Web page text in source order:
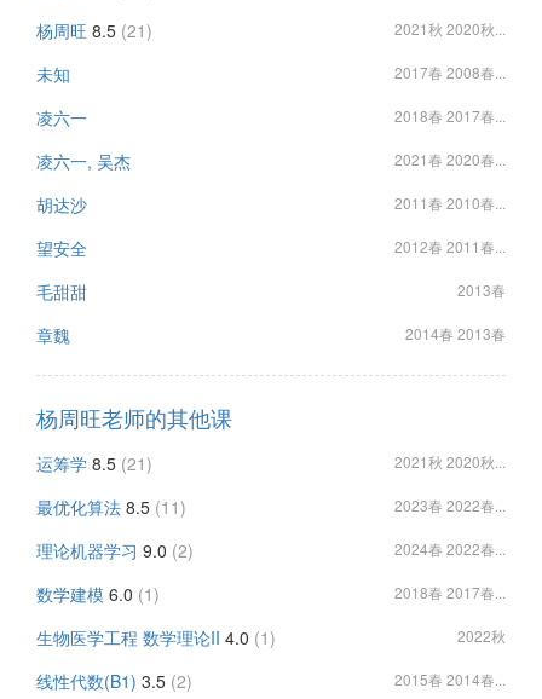
杨周旺 8.5 (21) 2021秋 2020秋...
未知 2017春 2008春...
凌六一 2018春 2017春...
凌六一, 吴杰 2021春 2020春...
胡达沙 2011春 2010春...
望安全 2012春 2011春...
毛甜甜 2013春
章魏 2014春 2013春
杨周旺老师的其他课
运筹学 8.5 (21) 2021秋 2020秋...
最优化算法 8.5 (11) 2023春 2022春...
理论机器学习 9.0 (2) 2024春 2022春...
数学建模 6.0 (1) 2018春 2017春...
生物医学工程 数学理论II 4.0 (1) 2022秋
线性代数(B1) 3.5 (2) 2015春 2014春...